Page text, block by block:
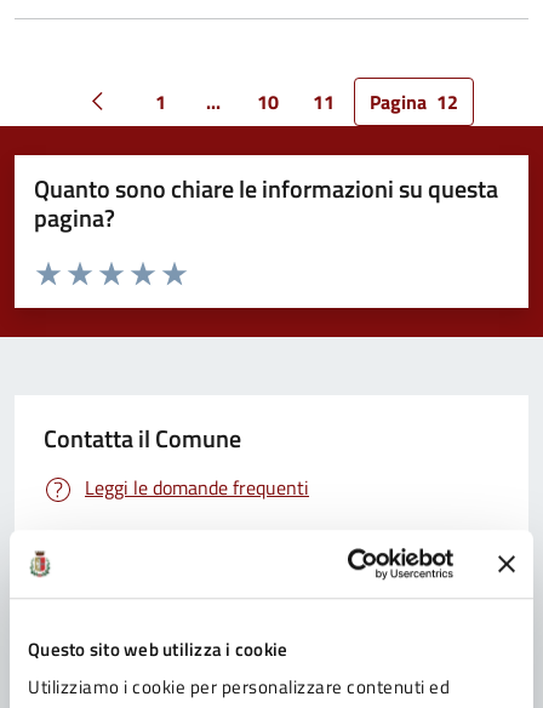
Questo sito web utilizza i cookie
Utilizziamo i cookie per personalizzare contenuti ed
Pagina precedente
1 ... 10 11 Pagina 12
Quanto sono chiare le informazioni su questa
pagina?
Valuta da 1 a 5 stelle la pagina
Valuta 5 stelle su 5
Valuta 4 stelle su 5
Valuta 3 stelle su 5
Valuta 2 stelle su 5
Valuta 1 stelle su 5
Contatta il Comune
Leggi le domande frequenti
Problemi in città
Segnala disservizio